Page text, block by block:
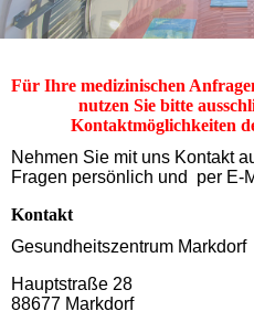
Für Ihre medizinischen
nutzen Sie bitte
Kontaktmöglichkeiten
Nehmen Sie mit uns Kontakt
Fragen persönlich und per E-
Kontakt
Gesundheitszentrum Markdorf
Hauptstraße 28
88677 Markdorf